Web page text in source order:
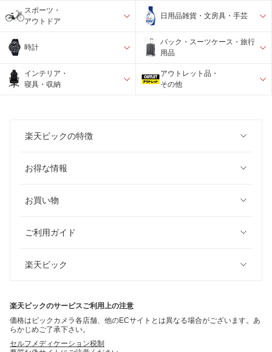
スポーツ・
アウトドア
日用品雑貨・文房具・手芸
時計
バック・スーツケース・旅行
用品
インテリア・
寝具・収納
アウトレット品・
その他
楽天ビックの特徴
お得な情報
お買い物
ご利用ガイド
楽天ビック
楽天ビックのサービスご利用上の注意
価格はビックカメラ各店舗、他のECサイトとは異なる場合がございます。あ
らかじめご了承下さい。
セルフメディケーション税制